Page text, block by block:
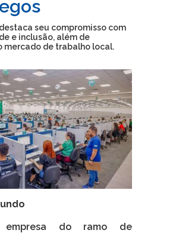
seu compromisso com
e inclusão, além de
mercado de trabalho local.
do ramo de